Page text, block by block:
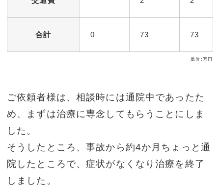
合計 0 73 73
単位:万円
ご依頼者様は、相談時には通院中であったた
め、まずは治療に専念してもらうことにしま
した。
そうしたところ、事故から約4か月ちょっと通
院したところで、症状がなくなり治療を終了
しました。